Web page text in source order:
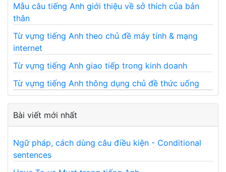
Mẫu câu tiếng Anh giới thiệu về sở thích của bản
thân
Từ vựng tiếng Anh theo chủ đề máy tính & mạng
internet
Từ vựng tiếng Anh giao tiếp trong kinh doanh
Từ vựng tiếng Anh thông dụng chủ đề thức uống
Bài viết mới nhất
Ngữ pháp, cách dùng câu điều kiện - Conditional
sentences